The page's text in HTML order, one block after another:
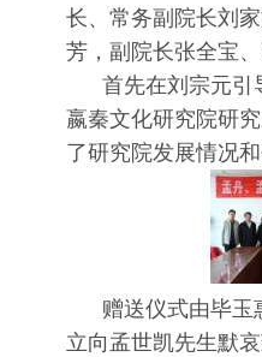
长、常务副院长刘
芳，副院长张全宝
首先在刘宗元引
嬴秦文化研究院研
了研究院发展情况和
赠送仪式由毕玉
立向孟世凯先生默